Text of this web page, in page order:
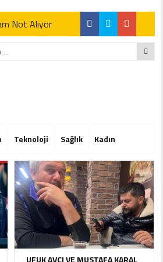
Not Alıyor
Not Alıyor
Teknoloji Sağlık Kadın
UFUK AVCI VE MUSTAFA KARAL